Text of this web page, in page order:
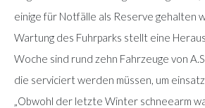
einige für Notfälle als Reserve gehalten
Wartung des Fuhrparks stellt eine
Woche sind rund zehn Fahrzeuge von
die serviciert werden müssen, um
„Obwohl der letzte Winter schneearm